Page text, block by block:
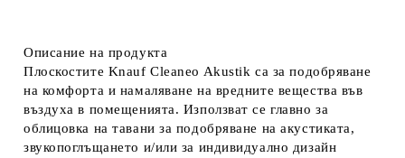
Описание на продукта
Плоскостите Knauf Cleaneo Akustik са за подобряване
на комфорта и намаляване на вредните вещества във
въздуха в помещенията. Използват се главно за
облицовка на тавани за подобряване на акустиката,
звукопоглъщането и/или за индивидуално дизайн